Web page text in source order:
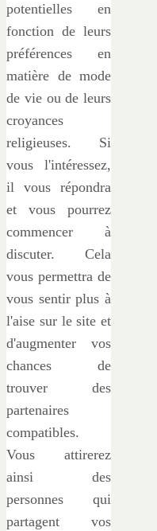
potentielles en
fonction de leurs
préférences en
matière de mode
de vie ou de leurs
croyances
religieuses. Si
vous l'intéressez,
il vous répondra
et vous pourrez
commencer à
discuter. Cela
vous permettra de
vous sentir plus à
l'aise sur le site et
d'augmenter vos
chances de
trouver des
partenaires
compatibles.
Vous attirerez
ainsi des
personnes qui
partagent vos